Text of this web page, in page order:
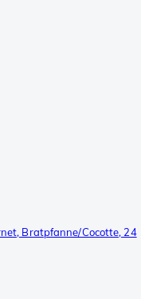
Bratpfanne/Cocotte, 24